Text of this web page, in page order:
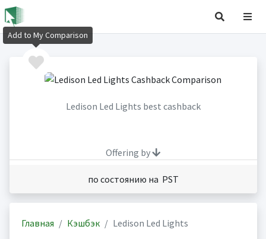
Ledison Led Lights best cashback
Offering by
по состоянию на PST
Главная Кэшбэк Ledison Led Lights
Add to My Comparison